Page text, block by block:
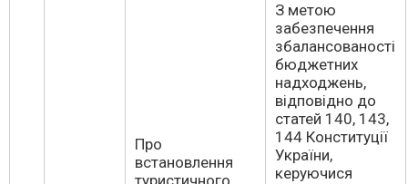
Про
встановлення
туристичного
З метою
забезпечення
збалансованості
бюджетних
надходжень,
відповідно до
статей 140, 143,
144 Конституції
України,
керуючися